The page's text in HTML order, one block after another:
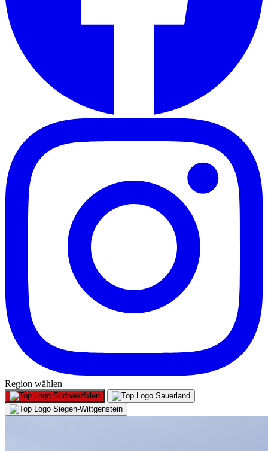
Region wählen
Südwestfalen
Sauerland
Siegen-Wittgenstein